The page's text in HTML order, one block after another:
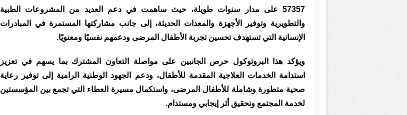
57357 على مدار سنوات طويلة، حيث ساهمت في دعم العديد من المشروعات الطبية
والتطويرية وتوفير الأجهزة والمعدات الحديثة، إلى جانب مشاركتها المستمرة في المبادرات
الإنسانية التي تستهدف تحسين تجربة الأطفال المرضى ودعمهم نفسيًا ومعنويًا.
ويؤكد هذا البروتوكول حرص الجانبين على مواصلة التعاون المشترك بما يسهم في تعزيز
استدامة الخدمات العلاجية المقدمة للأطفال، ودعم الجهود الوطنية الرامية إلى توفير رعاية
صحية متطورة وشاملة للأطفال المرضى، واستكمال مسيرة العطاء التي تجمع بين المؤسستين
لخدمة المجتمع وتحقيق أثر إيجابي ومستدام.